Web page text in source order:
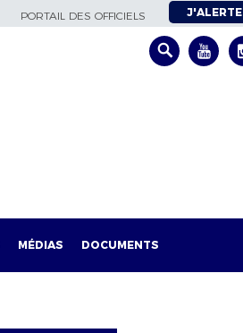
PORTAIL DES OFFICIELS J'ALERTE
MÉDIAS DOCUMENTS